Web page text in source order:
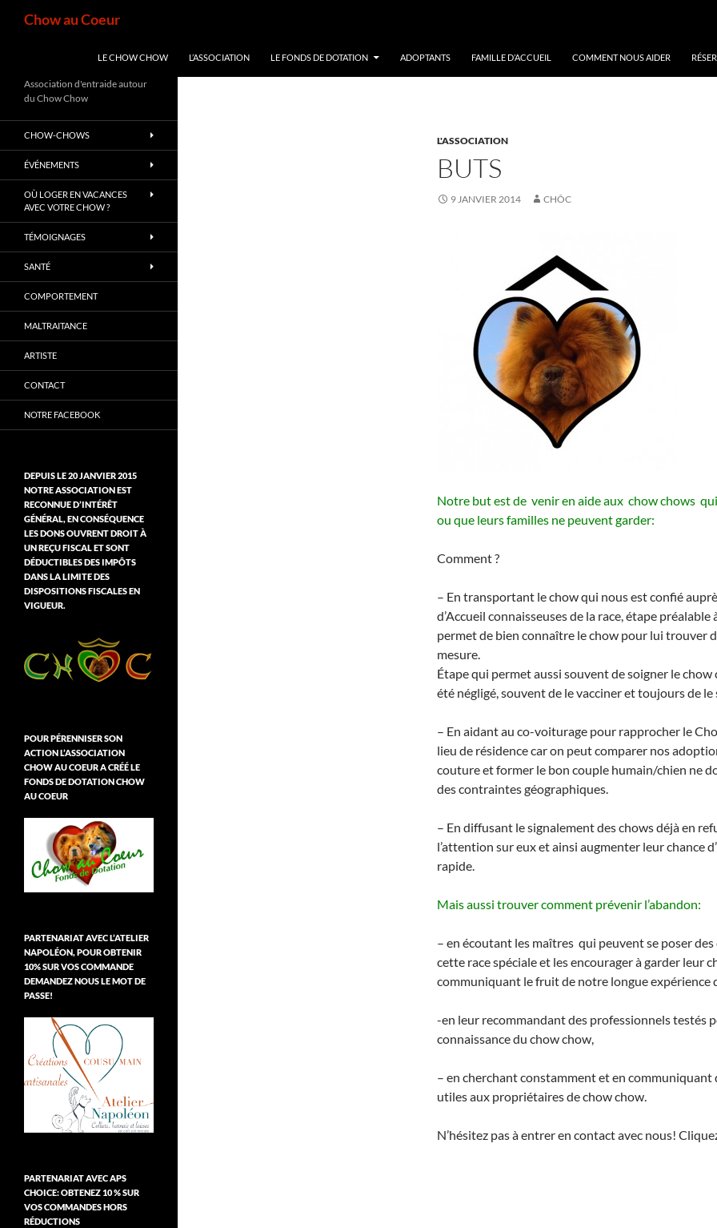
Chow au Coeur
LE CHOW CHOW L’ASSOCIATION LE FONDS DE DOTATION ADOPTANTS FAMILLE D’ACCUEIL COMMENT NOUS AIDER
L'ASSOCIATION
BUTS
9 JANVIER 2014 CHÔC
Notre but est de venir en aide aux chow chows
ou que leurs familles ne peuvent garder:
Comment ?
– En transportant le chow qui nous est confié
d’Accueil connaisseuses de la race, étape préalable
permet de bien connaître le chow pour lui trouver
mesure.
Étape qui permet aussi souvent de soigner le chow
été négligé, souvent de le vacciner et toujours de le
– En aidant au co-voiturage pour rapprocher le
lieu de résidence car on peut comparer nos
couture et former le bon couple humain/chien ne
des contraintes géographiques.
– En diffusant le signalement des chows déjà en
l’attention sur eux et ainsi augmenter leur chance
rapide.
Mais aussi trouver comment prévenir l’abandon:
– en écoutant les maîtres qui peuvent se poser des
cette race spéciale et les encourager à garder leur
communiquant le fruit de notre longue expérience
-en leur recommandant des professionnels testés
connaissance du chow chow,
– en cherchant constamment et en communiquant
utiles aux propriétaires de chow chow.
N’hésitez pas à entrer en contact avec nous!
Association d'entraide autour
du Chow Chow
CHOW-CHOWS
ÉVÉNEMENTS
OÙ LOGER EN VACANCES
AVEC VOTRE CHOW ?
TÉMOIGNAGES
SANTÉ
COMPORTEMENT
MALTRAITANCE
ARTISTE
CONTACT
NOTRE FACEBOOK
DEPUIS LE 20 JANVIER 2015
NOTRE ASSOCIATION EST
RECONNUE D’INTÉRÊT
GÉNÉRAL, EN CONSÉQUENCE
LES DONS OUVRENT DROIT À
UN REÇU FISCAL ET SONT
DÉDUCTIBLES DES IMPÔTS
DANS LA LIMITE DES
DISPOSITIONS FISCALES EN
VIGUEUR.
POUR PÉRENNISER SON
ACTION L’ASSOCIATION
CHOW AU COEUR A CRÉÉ LE
FONDS DE DOTATION CHOW
AU COEUR
PARTENARIAT AVEC L’ATELIER
NAPOLÉON, POUR OBTENIR
10% SUR VOS COMMANDE
DEMANDEZ NOUS LE MOT DE
PASSE!
PARTENARIAT AVEC APS
CHOICE: OBTENEZ 10 % SUR
VOS COMMANDES HORS
RÉDUCTIONS